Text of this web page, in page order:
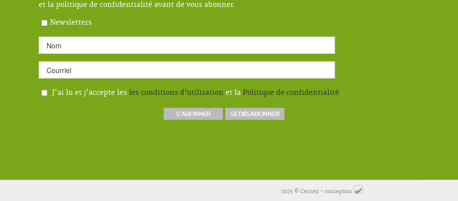
et la politique de confidentialité avant de vous abonner.
Newsletters
J'ai lu et j'accepte les les conditions d’utilisation et la Politique de confidentialité
2025 © Cernex - conception